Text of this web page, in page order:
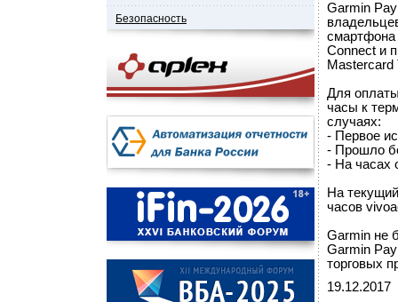
Безопасность
Garmin
смартфона
Connect и
Для
часы к
случаях:
- Первое
- Прошло
- На часах
На
часов
Garmin не
Garmin
торговых
19.12.2017